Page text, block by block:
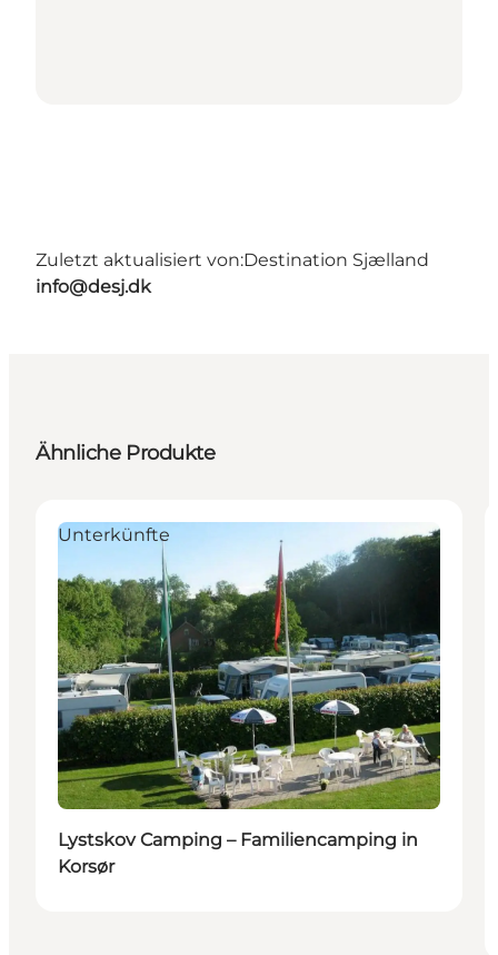
Zuletzt aktualisiert von:Destination Sjælland
info@desj.dk
Ähnliche Produkte
Unterkünfte
Lystskov Camping – Familiencamping in
Korsør